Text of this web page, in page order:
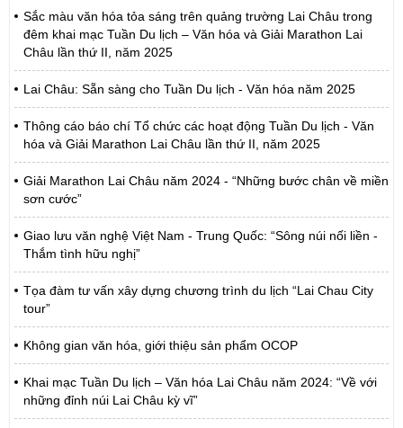
Sắc màu văn hóa tỏa sáng trên quảng trường Lai Châu trong
đêm khai mạc Tuần Du lịch – Văn hóa và Giải Marathon Lai
Châu lần thứ II, năm 2025
Lai Châu: Sẵn sàng cho Tuần Du lịch - Văn hóa năm 2025
Thông cáo báo chí Tổ chức các hoạt động Tuần Du lịch - Văn
hóa và Giải Marathon Lai Châu lần thứ II, năm 2025
Giải Marathon Lai Châu năm 2024 - “Những bước chân về miền
sơn cước”
Giao lưu văn nghệ Việt Nam - Trung Quốc: “Sông núi nối liền -
Thắm tình hữu nghị”
Tọa đàm tư vấn xây dựng chương trình du lịch “Lai Chau City
tour”
Không gian văn hóa, giới thiệu sản phẩm OCOP
Khai mạc Tuần Du lịch – Văn hóa Lai Châu năm 2024: “Về với
những đỉnh núi Lai Châu kỳ vĩ”